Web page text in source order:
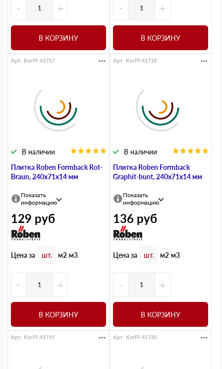
- +
В КОРЗИНУ
- +
В КОРЗИНУ
Плитка Roben Formback Rot-
Braun, 240х71х14 мм
В наличии
Арт. KerPl-41717
Показать
информацию
129 руб
Цена за шт. м2 м3
- +
В КОРЗИНУ
Плитка Roben Formback
Graphit-bunt, 240х71х14 мм
В наличии
Арт. KerPl-41718
Показать
информацию
136 руб
Цена за шт. м2 м3
- +
В КОРЗИНУ
Арт. KerPl-41719 Арт. KerPl-41720